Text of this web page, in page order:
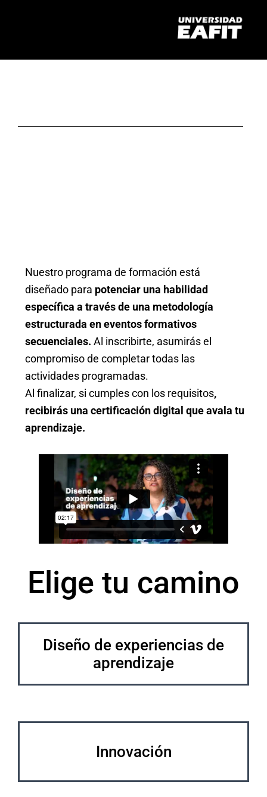
Nuestro programa de formación está
diseñado para potenciar una habilidad
específica a través de una metodología
estructurada en eventos formativos
secuenciales. Al inscribirte, asumirás el
compromiso de completar todas las
actividades programadas.
Al finalizar, si cumples con los requisitos,
recibirás una certificación digital que avala tu
aprendizaje.
Elige tu camino
Diseño de experiencias de
aprendizaje
Innovación